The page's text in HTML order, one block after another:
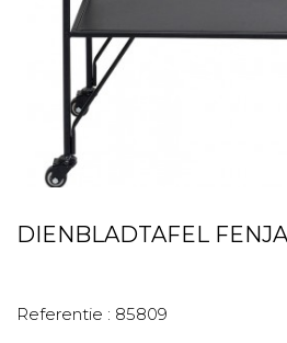
DIENBLADTAFEL
Referentie : 85809